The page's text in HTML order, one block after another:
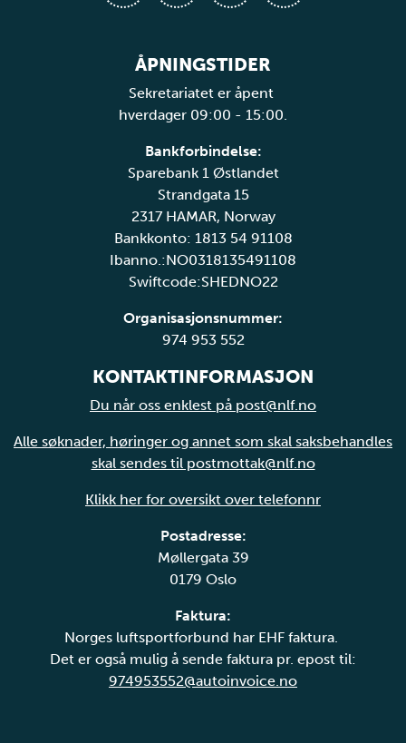
ÅPNINGSTIDER
Sekretariatet er åpent
hverdager 09:00 - 15:00.
Bankforbindelse:
Sparebank 1 Østlandet
Strandgata 15
2317 HAMAR, Norway
Bankkonto: 1813 54 91108
Ibanno.:NO0318135491108
Swiftcode:SHEDNO22
Organisasjonsnummer:
974 953 552
KONTAKTINFORMASJON
Du når oss enklest på post@nlf.no
Alle søknader, høringer og annet som skal saksbehandles
skal sendes til postmottak@nlf.no
Klikk her for oversikt over telefonnr
Postadresse:
Møllergata 39
0179 Oslo
Faktura:
Norges luftsportforbund har EHF faktura.
Det er også mulig å sende faktura pr. epost til:
974953552@autoinvoice.no